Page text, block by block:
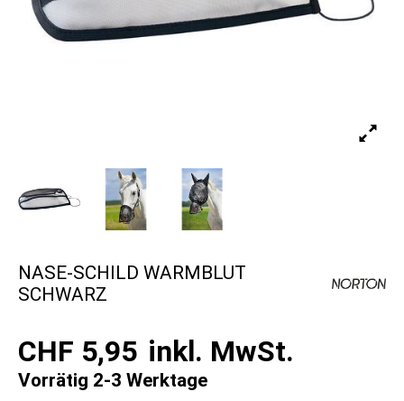
NASE-SCHILD WARMBLUT
SCHWARZ
CHF 5,95 inkl. MwSt.
Vorrätig 2-3 Werktage